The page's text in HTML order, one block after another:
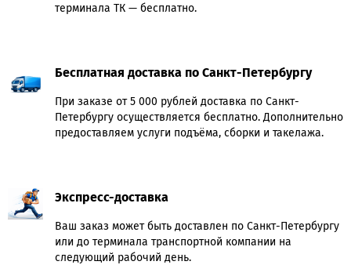
терминала ТК — бесплатно.
Бесплатная доставка по Санкт-Петербургу
При заказе от 5 000 рублей доставка по Санкт-
Петербургу осуществляется бесплатно. Дополнительно
предоставляем услуги подъёма, сборки и такелажа.
Экспресс-доставка
Ваш заказ может быть доставлен по Санкт-Петербургу
или до терминала транспортной компании на
следующий рабочий день.